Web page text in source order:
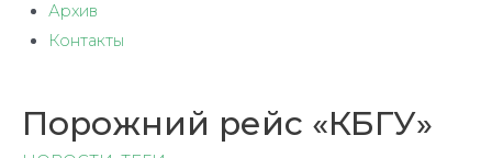
Архив
Контакты
Порожний рейс «КБГУ»